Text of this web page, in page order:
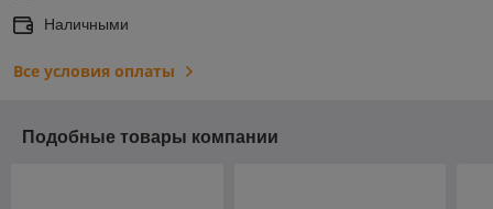
Наличными
Все условия оплаты
Подобные товары компании